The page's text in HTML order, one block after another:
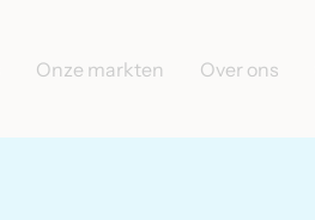
Onze markten Over ons